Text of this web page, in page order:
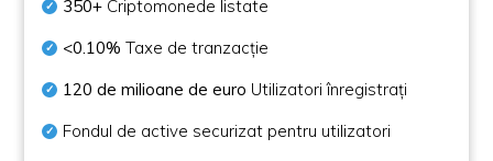
350+ Criptomonede listate
<0.10% Taxe de tranzacție
120 de milioane de euro Utilizatori înregistrați
Fondul de active securizat pentru utilizatori